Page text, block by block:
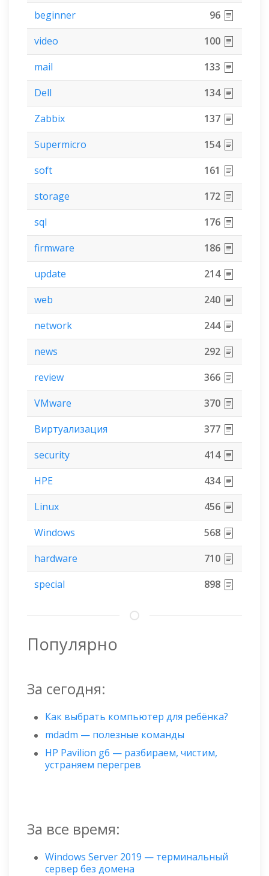
beginner
96
video
100
mail
133
Dell
134
Zabbix
137
Supermicro
154
soft
161
storage
172
sql
176
firmware
186
update
214
web
240
network
244
news
292
review
366
VMware
370
Виртуализация
377
security
414
HPE
434
Linux
456
Windows
568
hardware
710
special
898
Популярно
За сегодня:
Как выбрать компьютер для ребёнка?
mdadm — полезные команды
HP Pavilion g6 — разбираем, чистим,
устраняем перегрев
За все время:
Windows Server 2019 — терминальный
сервер без домена